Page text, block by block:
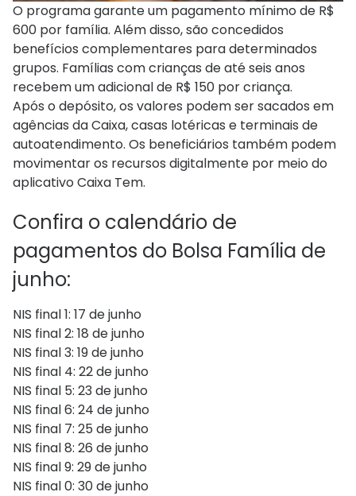
O programa garante um pagamento mínimo de R$
600 por família. Além disso, são concedidos
benefícios complementares para determinados
grupos. Famílias com crianças de até seis anos
recebem um adicional de R$ 150 por criança.
Após o depósito, os valores podem ser sacados em
agências da Caixa, casas lotéricas e terminais de
autoatendimento. Os beneficiários também podem
movimentar os recursos digitalmente por meio do
aplicativo Caixa Tem.
Confira o calendário de
pagamentos do Bolsa Família de
junho:
NIS final 1: 17 de junho
NIS final 2: 18 de junho
NIS final 3: 19 de junho
NIS final 4: 22 de junho
NIS final 5: 23 de junho
NIS final 6: 24 de junho
NIS final 7: 25 de junho
NIS final 8: 26 de junho
NIS final 9: 29 de junho
NIS final 0: 30 de junho